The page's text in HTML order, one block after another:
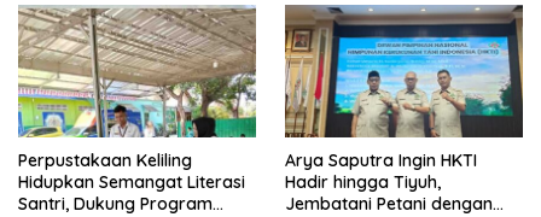
Perpustakaan Keliling
Hidupkan Semangat Literasi
Santri, Dukung Program
Arya Saputra Ingin HKTI
Hadir hingga Tiyuh,
Jembatani Petani dengan